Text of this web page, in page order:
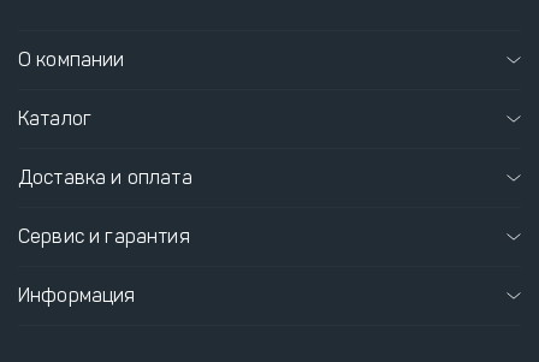
О компании
Каталог
Доставка и оплата
Сервис и гарантия
Информация